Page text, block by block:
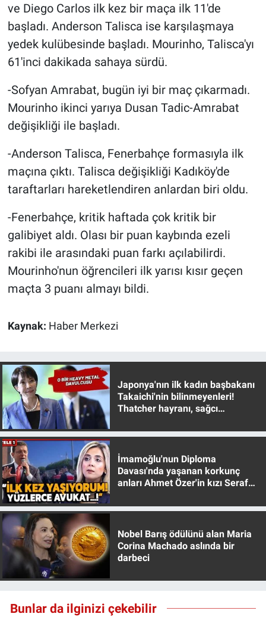
ve Diego Carlos ilk kez bir maça ilk 11'de
başladı. Anderson Talisca ise karşılaşmaya
yedek kulübesinde başladı. Mourinho, Talisca'yı
61'inci dakikada sahaya sürdü.
-Sofyan Amrabat, bugün iyi bir maç çıkarmadı.
Mourinho ikinci yarıya Dusan Tadic-Amrabat
değişikliği ile başladı.
-Anderson Talisca, Fenerbahçe formasıyla ilk
maçına çıktı. Talisca değişikliği Kadıköy'de
taraftarları hareketlendiren anlardan biri oldu.
-Fenerbahçe, kritik haftada çok kritik bir
galibiyet aldı. Olası bir puan kaybında ezeli
rakibi ile arasındaki puan farkı açılabilirdi.
Mourinho'nun öğrencileri ilk yarısı kısır geçen
maçta 3 puanı almayı bildi.
Kaynak: Haber Merkezi
Japonya'nın ilk kadın başbakanı
Takaichi'nin bilinmeyenleri!
Thatcher hayranı, sağcı
İmamoğlu'nun Diploma
Davası'nda yaşanan korkunç
anları Ahmet Özer'in kızı Seraf
Nobel Barış ödülünü alan Maria
Corina Machado aslında bir
darbeci
Bunlar da ilginizi çekebilir